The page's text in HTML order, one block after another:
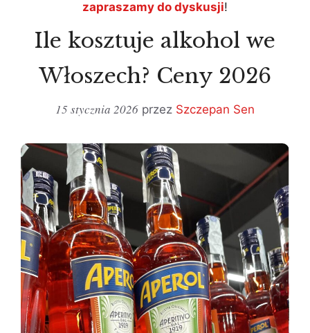
zapraszamy do dyskusji!
Ile kosztuje alkohol we
Włoszech? Ceny 2026
15 stycznia 2026 przez Szczepan Sen